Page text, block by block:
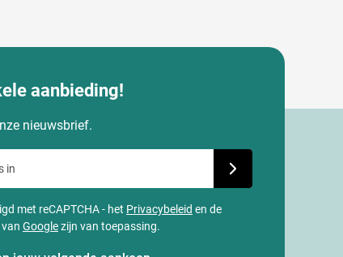
aanbieding!
nieuwsbrief.
met reCAPTCHA - het Privacybeleid en de
van Googlezijn van toepassing.